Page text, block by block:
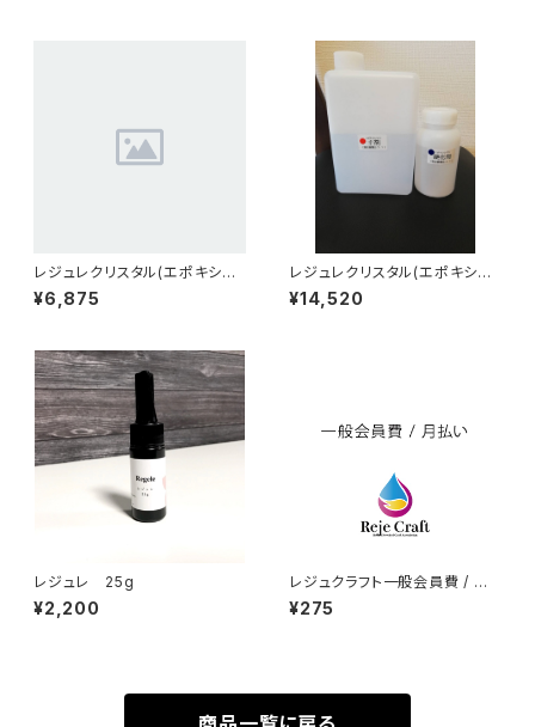
レジュレクリスタル(エポキシレ
ジン320g)
¥6,875
レジュレクリスタル(エポキシレ
ジン800g)
¥14,520
レジュレ 25g
¥2,200
レジュクラフト一般会員費 / 月
払い
¥275